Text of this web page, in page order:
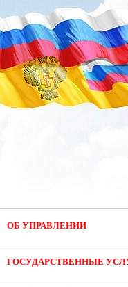
ОБ УПРАВЛЕНИИ
ГОСУДАРСТВЕННЫЕ